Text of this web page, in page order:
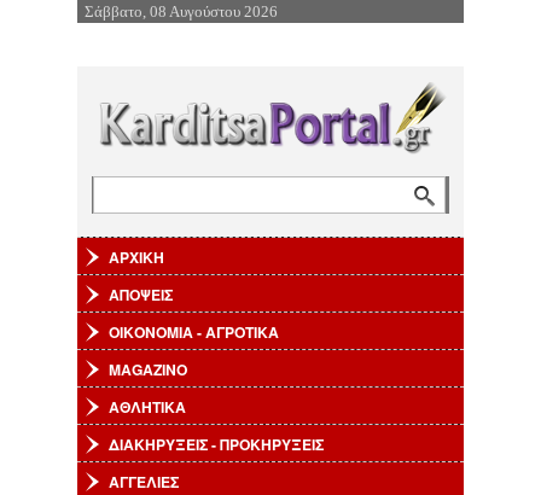
Επιστροφή στην Πλοήγηση
Σάββατο, 08 Αυγούστου 2026
ΑΡΧΙΚΗ
ΑΠΟΨΕΙΣ
ΟΙΚΟΝΟΜΙΑ - ΑΓΡΟΤΙΚΑ
MAGAZINO
ΑΘΛΗΤΙΚΑ
ΔΙΑΚΗΡΥΞΕΙΣ - ΠΡΟΚΗΡΥΞΕΙΣ
ΑΓΓΕΛΙΕΣ